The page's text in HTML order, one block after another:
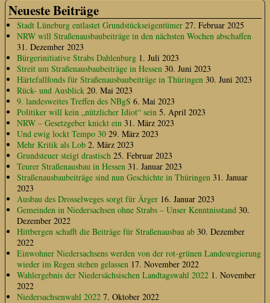
Neueste Beiträge
Stadt Lüneburg entlastet Grundstückseigentümer 27. Februar 2025
NRW will Straßenausbaubeiträge in den nächsten Wochen abschaffen
31. Dezember 2023
Bürgerinitiative Strabs Dahlenburg 1. Juli 2023
Streit um Straßenausbaubeiträge in Hessen 30. Juni 2023
Härtefallfonds für Straßenausbaubeiträge in Thüringen 30. Juni 2023
Rück- und Ausblick 20. Mai 2023
9. landesweites Treffen des NBgS 6. Mai 2023
Politiker will kein „nützlicher Idiot“ sein 5. April 2023
NRW – Gesetzgeber knickt ein 31. März 2023
Und ewig lockt Tempo 30 29. März 2023
Mehr Kritik als Lob 2. März 2023
Grundsteuer steigt drastisch 25. Februar 2023
Teurer Straßenausbau in Hessen 31. Januar 2023
Straßenausbaubeiträge sind nun Geschichte in Thüringen 31. Januar
2023
Ausbau des Drosselweges sorgt für Ärger 16. Januar 2023
Gemeinden in Niedersachsen ohne Strabs – Unser Kenntnisstand 30.
Dezember 2022
Hittbergen schafft die Beiträge für Straßenausbau ab 30. Dezember
2022
Einwohner Niedersachsens werden von der rot-grünen Landesregierung
wieder im Regen stehen gelassen 17. November 2022
Wahlergebnis der Niedersächsischen Landtagswahl 2022 1. November
2022
Niedersachsenwahl 2022 7. Oktober 2022